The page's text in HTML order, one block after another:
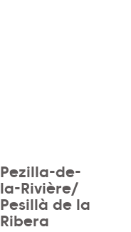
Pezilla-de-
la-Rivière/
Pesillà de la
Ribera